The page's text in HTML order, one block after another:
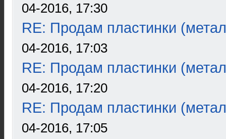
04-2016, 17:30
RE: Продам пластинки
04-2016, 17:03
RE: Продам пластинки
04-2016, 17:20
RE: Продам пластинки
04-2016, 17:05